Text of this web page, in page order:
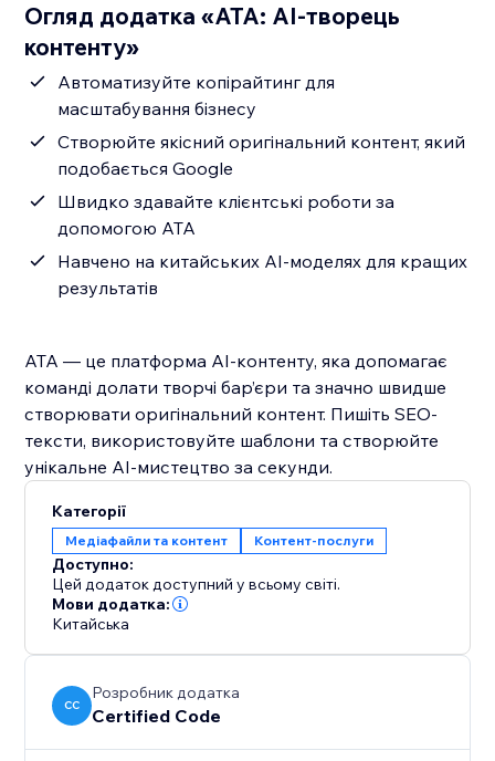
Огляд додатка «ATA: AI-творець
контенту»
Автоматизуйте копірайтинг для
масштабування бізнесу
Створюйте якісний оригінальний контент, який
подобається Google
Швидко здавайте клієнтські роботи за
допомогою ATA
Навчено на китайських AI-моделях для кращих
результатів
ATA — це платформа AI-контенту, яка допомагає
команді долати творчі бар’єри та значно швидше
створювати оригінальний контент. Пишіть SEO-
тексти, використовуйте шаблони та створюйте
унікальне AI-мистецтво за секунди.
Категорії
Медіафайли та контент Контент‑послуги
Доступно:
Цей додаток доступний у всьому світі.
Мови додатка:
Китайська
CC
Розробник додатка
Certified Code